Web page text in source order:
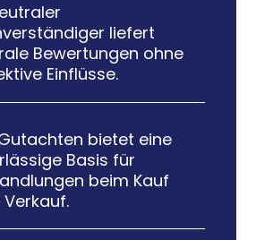
liefert
Bewertungen ohne
Einflüsse.
bietet eine
Basis für
beim Kauf